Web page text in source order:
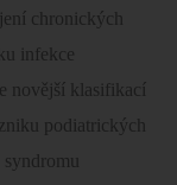
chronických
infekce
novější klasifikací
podiatrických